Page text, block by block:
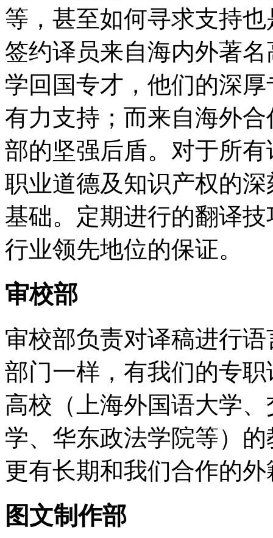
等，甚至如何寻求支持
签约译员来自海内外著
学回国专才，他们的深
有力支持；而来自海外
部的坚强后盾。对于所
职业道德及知识产权的
基础。定期进行的翻译
行业领先地位的保证。
审校部
审校部负责对译稿进行
部门一样，有我们的专
高校（上海外国语大学
学、华东政法学院等）
更有长期和我们合作的
图文制作部